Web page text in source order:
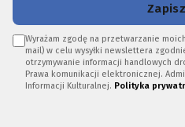
Wyrażam zgodę na przetwarzanie
mail) w celu wysyłki newslettera
otrzymywanie informacji handlowych
Prawa komunikacji elektronicznej.
Informacji Kulturalnej. Polityka